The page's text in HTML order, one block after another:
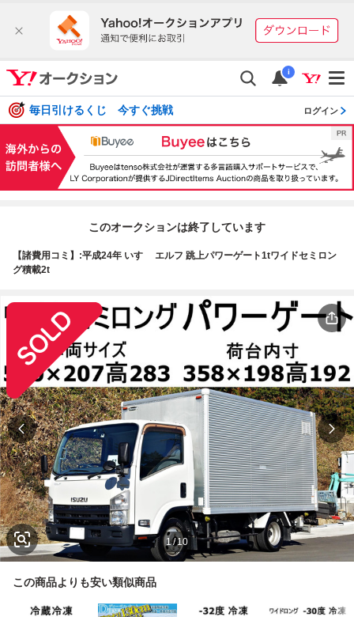
i
毎日引けるくじ 今すぐ挑戦 ログイン
このオークションは終了しています
【諸費用コミ】:平成24年 いすゞ エルフ 跳上パワーゲート1tワイドセミロン
グ積載2t
1/10
この商品よりも安い類似商品